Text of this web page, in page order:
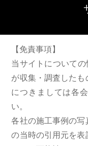
【免責事項】
当サイトについて
が収集・調査した
につきましては各
い。
各社の施工事例の
の当時の引用元を表